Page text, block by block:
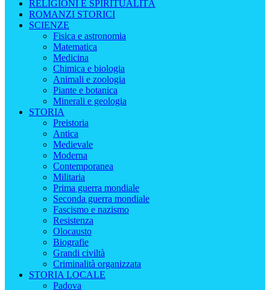
RELIGIONI E SPIRITUALITÀ
ROMANZI STORICI
SCIENZE
Fisica e astronomia
Matematica
Medicina
Chimica e biologia
Animali e zoologia
Piante e botanica
Minerali e geologia
STORIA
Preistoria
Antica
Medievale
Moderna
Contemporanea
Militaria
Prima guerra mondiale
Seconda guerra mondiale
Fascismo e nazismo
Resistenza
Olocausto
Biografie
Grandi civiltà
Criminalità organizzata
STORIA LOCALE
Padova